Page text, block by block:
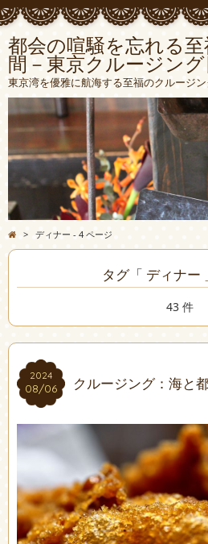
都会の喧騒を忘れる
間－東京クルージン
東京湾を優雅に航海する至福のクルージ
> ディナー - 4 ページ
タグ「 ディナー
43 件
2024
08/06
2024
08/06 クルージング：海と